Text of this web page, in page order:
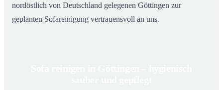
nordöstlich von Deutschland gelegenen Göttingen zur
geplanten Sofareinigung vertrauensvoll an uns.